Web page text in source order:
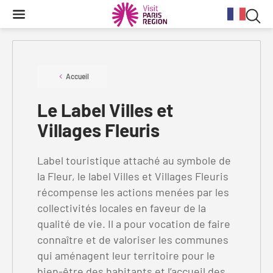
Contenu
Navigation
principale
Recherche
Conjoncture
Tableau de bord mensuel
Bilans
Chiffre Spécial Covid
Profils des clientèles
Clientèle francilienne
Clientèle française
Clientèle de proximité
Aides et financements
Fonds Régional pour le Tourisme
Aides financières et subventions
Tourisme durable
Les Offices de Tourisme
Outils pour vos professionnels
Outils pour votre Office de Tourisme
Lettres information réseau
Services aux clientèles d'affaires
Stratégie et plan d'actions BtoB 2026
Calendrier des opérations de promotion
Travel Trade News
Organisez votre séminaire
Se déplacer à Paris Region
Evénements & actualités
Expositions
Évènements sportifs
Guide de la Destination
Destination Impressionnisme
Volontaires du Tourisme
Information Tourisme
Accueil
Le Label Villes et
Villages Fleuris
Label touristique attaché au symbole de
la Fleur, le label Villes et Villages Fleuris
récompense les actions menées par les
collectivités locales en faveur de la
qualité de vie. Il a pour vocation de faire
connaître et de valoriser les communes
qui aménagent leur territoire pour le